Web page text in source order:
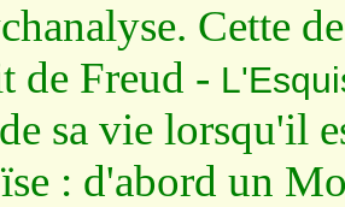
Cette
de Freud -
sa vie lorsqu'il
: d'abord un